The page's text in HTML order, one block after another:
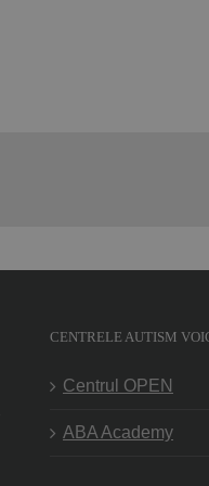
CENTRELE AUTISM
Centrul OPEN
ABA Academy